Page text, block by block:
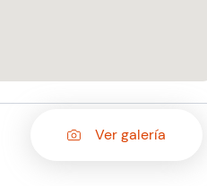
Ver galería